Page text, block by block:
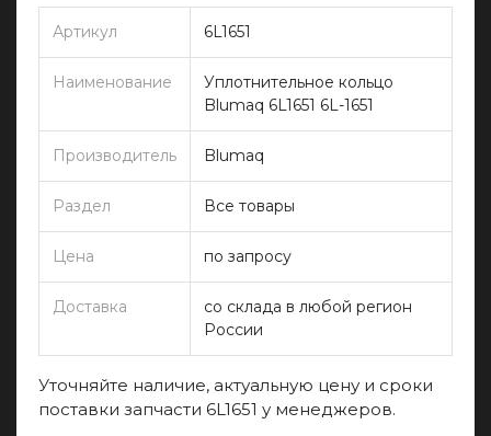
Артикул 6L1651
Наименование
Уплотнительное кольцо
Blumaq 6L1651 6L-1651
Производитель Blumaq
Раздел Все товары
Цена по запросу
Доставка
со склада в любой регион
России
Уточняйте наличие, актуальную цену и сроки
поставки запчасти 6L1651 у менеджеров.